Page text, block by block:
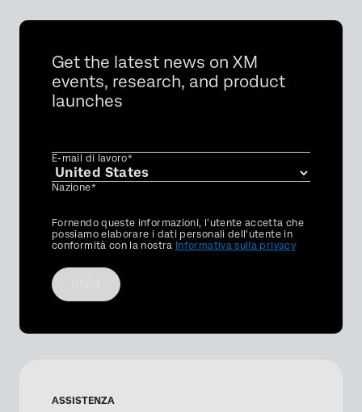
Get the latest news on XM
events, research, and product
launches
E-mail di lavoro*
Nazione*
Privacy
Optin
Fornendo queste informazioni, l'utente accetta che
possiamo elaborare i dati personali dell'utente in
conformità con la nostra Informativa sulla privacy
ASSISTENZA